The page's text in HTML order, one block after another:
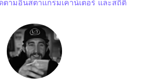
ตามอินสตาแกรมเคาน์เตอร์ และสถิติ